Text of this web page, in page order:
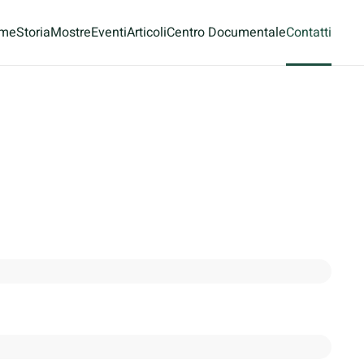
StoriaMostreEventiArticoliCentro DocumentaleContatti